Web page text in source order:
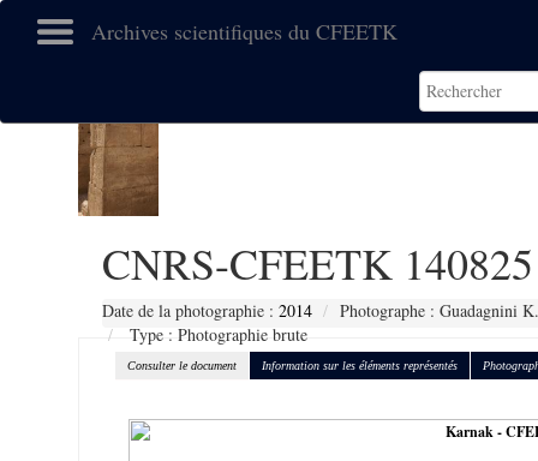
Archives scientifiques du CFEETK
CNRS-CFEETK 140825
Date de la photographie : 2014
Photographe : Guadagnini K.
Type : Photographie brute
Consulter le document Information sur les éléments représentés